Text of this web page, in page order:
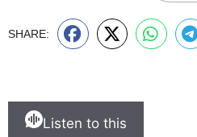
SHARE:
Listen to this